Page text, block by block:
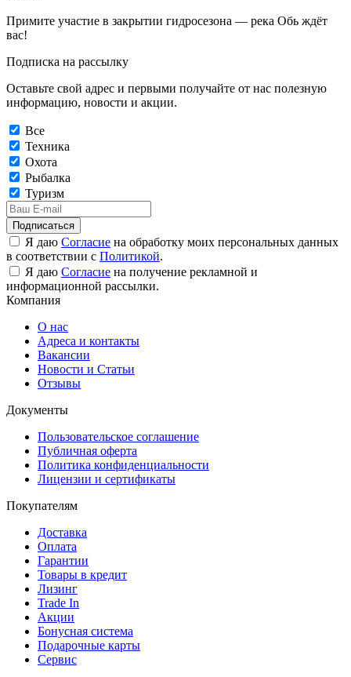
Примите участие в закрытии гидросезона — река Обь ждёт
вас!
Подписка на рассылку
Оставьте свой адрес и первыми получайте от нас полезную
информацию, новости и акции.
Все
Техника
Охота
Рыбалка
Туризм
Подписаться
Я даю Согласие на обработку моих персональных данных
в соответствии с Политикой.
Я даю Согласие на получение рекламной и
информационной рассылки.
Компания
О нас
Адреса и контакты
Вакансии
Новости и Статьи
Отзывы
Документы
Пользовательское соглашение
Публичная оферта
Политика конфиденциальности
Лицензии и сертификаты
Покупателям
Доставка
Оплата
Гарантии
Товары в кредит
Лизинг
Trade In
Акции
Бонусная система
Подарочные карты
Сервис